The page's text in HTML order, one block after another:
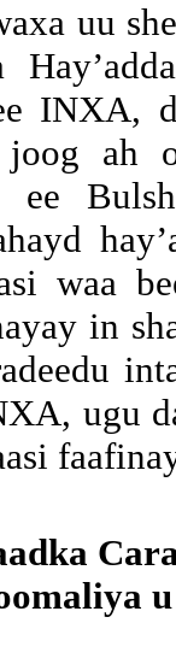
uu
INXA,
joog ah
ee
waa
in
ugu